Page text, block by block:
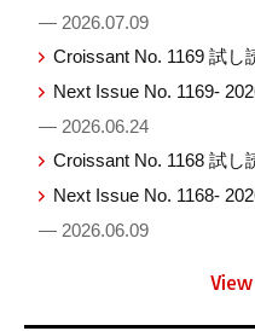
— 2026.07.09
Croissant No. 1169 試し
Next Issue No. 1169-
— 2026.06.24
Croissant No. 1168 試し
Next Issue No. 1168-
— 2026.06.09